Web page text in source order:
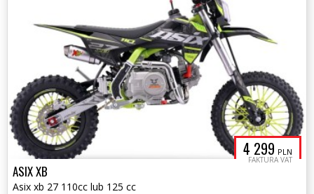
4 299 PLN
FAKTURA VAT
ASIX XB
Asix xb 27 110cc lub 125 cc